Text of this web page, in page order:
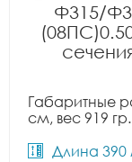
Ф315/
Габаритные
см, вес 919 гр.
Длина